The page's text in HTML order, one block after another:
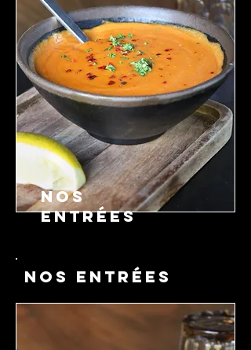
NOS
ENTRÉES
NOS ENTRÉES